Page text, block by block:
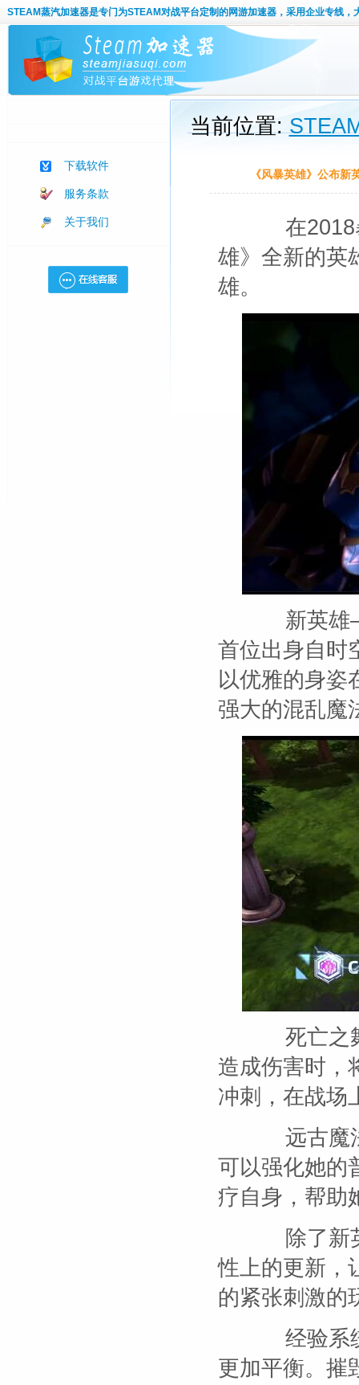
STEAM蒸汽加速器是专门为STEAM对战平台定制的网游加速器，采用企业专线，
下载软件
服务条款
关于我们
当前位置:
《风暴英雄》公布新
在2018暴
雄》全新的英
雄。
新英雄
首位出身自时
以优雅的身姿
强大的混乱魔
死亡之舞
造成伤害时，
冲刺，在战场
远古魔法
可以强化她的
疗自身，帮助
除了新英
性上的更新，
的紧张刺激的
经验系统
更加平衡。摧